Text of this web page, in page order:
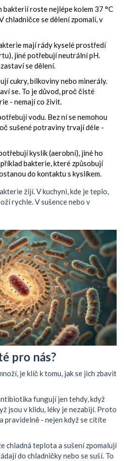
bakterií roste nejlépe kolem 37 °C
chladničce se dělení zpomalí, v
mají rády kyselé prostředí
jiné potřebují neutrální pH.
se dělení.
cukry, bílkoviny nebo minerály.
se. To je důvod, proč čisté
- nemají co živit.
vodu. Bez ní se nemohou
sušené potraviny trvají déle -
kyslík (aerobní), jiné ho
bakterie, které způsobují
do kontaktu s kyslíkem.
žijí. V kuchyni, kde je teplo,
rychle. V sušence nebo v
pro nás?
je klíč k tomu, jak se jich zbavit
fungují jen tehdy, když
jsou v klidu, léky je nezabijí. Proto
pravidelně - nejen když se cítíte
chladná teplota a sušení zpomalují
do chladničky nebo se suší. To